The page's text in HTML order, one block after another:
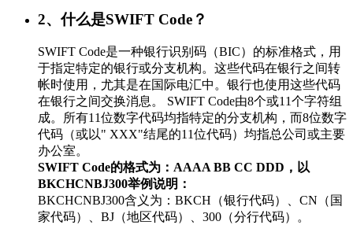
2、什么是SWIFT Code？
SWIFT Code是一种银行识别码（BIC）的标准格式，用
于指定特定的银行或分支机构。这些代码在银行之间转
帐时使用，尤其是在国际电汇中。银行也使用这些代码
在银行之间交换消息。 SWIFT Code由8个或11个字符组
成。所有11位数字代码均指特定的分支机构，而8位数字
代码（或以" XXX"结尾的11位代码）均指总公司或主要
办公室。
SWIFT Code的格式为：AAAA BB CC DDD，以
BKCHCNBJ300举例说明：
BKCHCNBJ300含义为：BKCH（银行代码）、CN（国
家代码）、BJ（地区代码）、300（分行代码）。